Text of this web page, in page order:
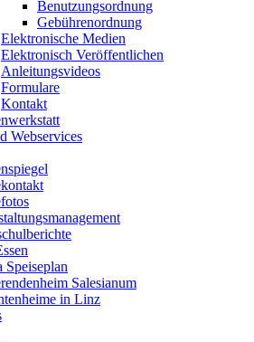
Benutzungsordnung
Gebührenordnung
Elektronische Medien
Elektronisch Veröffentlichen
Anleitungsvideos
Formulare
Kontakt
Webservices
Speiseplan
Salesianum
in Linz